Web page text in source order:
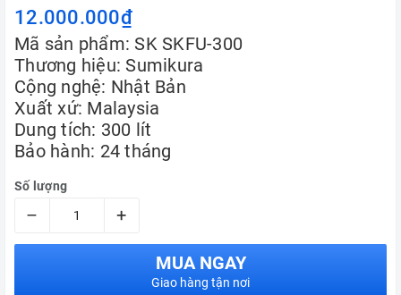
12.000.000₫
Mã sản phẩm: SK SKFU-300
Thương hiệu: Sumikura
Cộng nghệ: Nhật Bản
Xuất xứ: Malaysia
Dung tích: 300 lít
Bảo hành: 24 tháng
Số lượng
– +
MUA NGAY
Giao hàng tận nơi